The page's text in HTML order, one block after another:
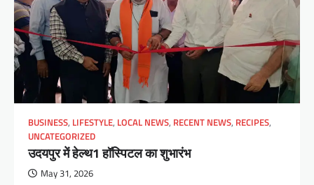
BUSINESS, LIFESTYLE, LOCAL NEWS, RECENT NEWS, RECIPES,
UNCATEGORIZED
उदयपुर में हेल्थ1 हॉस्पिटल का शुभारंभ
May 31, 2026